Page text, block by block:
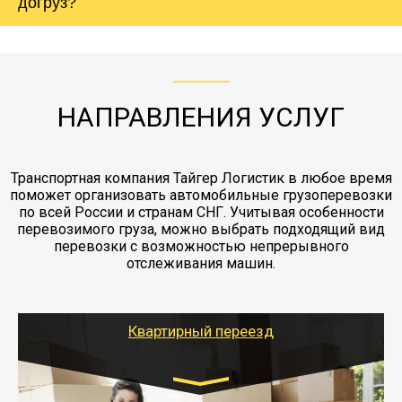
коробками и обмотать стрейч пленкой.
груза. Мы сотрудничаем по услугам страховки
заканчивая выгрузкой в пункте получателя.
НАПРАВЛЕНИЯ УСЛУГ
Транспортная компания Тайгер Логистик в любое время
поможет организовать автомобильные грузоперевозки
по всей России и странам СНГ. Учитывая особенности
перевозимого груза, можно выбрать подходящий вид
перевозки с возможностью непрерывного
отслеживания машин.
Квартирный переезд